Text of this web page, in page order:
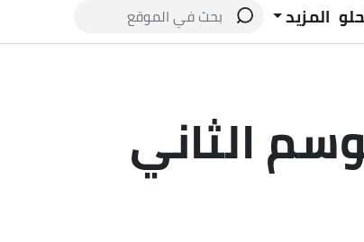
المزيد
الثاني